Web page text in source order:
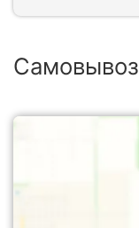
Самовывоз